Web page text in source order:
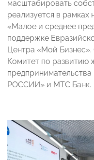
масштабировать
реализуется в рамках
«Малое и среднее
поддержке
Центра «Мой
Комитет по развитию
РОССИИ» и МТС Банк.